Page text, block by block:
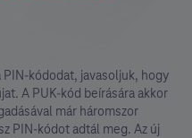
kódodat, javasoljuk, hogy
A PUK-kód beírására akkor
már háromszor
PIN-kódot adtál meg. Az új